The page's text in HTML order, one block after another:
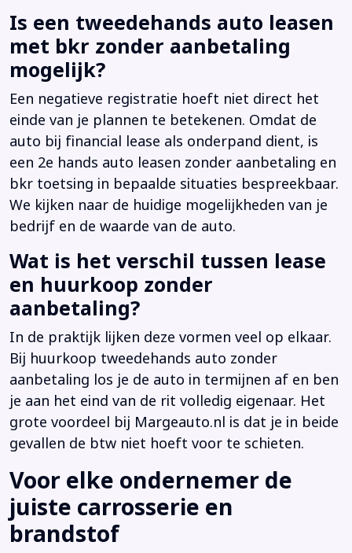
Is een tweedehands auto leasen
met bkr zonder aanbetaling
mogelijk?
Een negatieve registratie hoeft niet direct het
einde van je plannen te betekenen. Omdat de
auto bij financial lease als onderpand dient, is
een 2e hands auto leasen zonder aanbetaling en
bkr toetsing in bepaalde situaties bespreekbaar.
We kijken naar de huidige mogelijkheden van je
bedrijf en de waarde van de auto.
Wat is het verschil tussen lease
en huurkoop zonder
aanbetaling?
In de praktijk lijken deze vormen veel op elkaar.
Bij huurkoop tweedehands auto zonder
aanbetaling los je de auto in termijnen af en ben
je aan het eind van de rit volledig eigenaar. Het
grote voordeel bij Margeauto.nl is dat je in beide
gevallen de btw niet hoeft voor te schieten.
Voor elke ondernemer de
juiste carrosserie en
brandstof